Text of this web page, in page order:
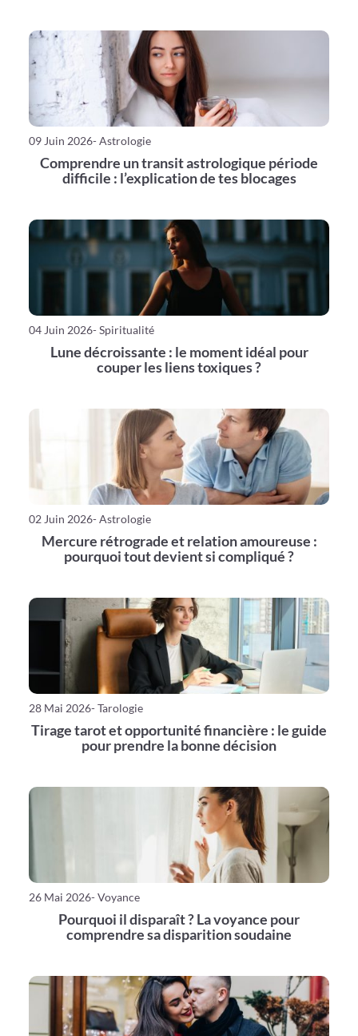
09 Juin 2026- Astrologie
Comprendre un transit astrologique période
difficile : l’explication de tes blocages
04 Juin 2026- Spiritualité
Lune décroissante : le moment idéal pour
couper les liens toxiques ?
02 Juin 2026- Astrologie
Mercure rétrograde et relation amoureuse :
pourquoi tout devient si compliqué ?
28 Mai 2026- Tarologie
Tirage tarot et opportunité financière : le guide
pour prendre la bonne décision
26 Mai 2026- Voyance
Pourquoi il disparaît ? La voyance pour
comprendre sa disparition soudaine